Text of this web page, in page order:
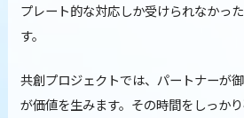
プレート的な対応しか受けられなかっ
す。
共創プロジェクトでは、パートナーが
が価値を生みます。その時間をしっか